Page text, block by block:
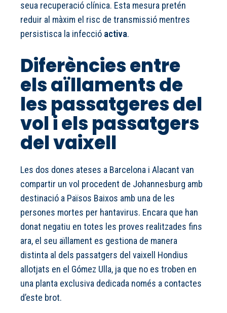
seua recuperació clínica. Esta mesura pretén
reduir al màxim el risc de transmissió mentres
persistisca la infecció activa.
Diferències entre
els aïllaments de
les passatgeres del
vol i els passatgers
del vaixell
Les dos dones ateses a Barcelona i Alacant van
compartir un vol procedent de Johannesburg amb
destinació a Països Baixos amb una de les
persones mortes per hantavirus. Encara que han
donat negatiu en totes les proves realitzades fins
ara, el seu aïllament es gestiona de manera
distinta al dels passatgers del vaixell Hondius
allotjats en el Gómez Ulla, ja que no es troben en
una planta exclusiva dedicada només a contactes
d’este brot.